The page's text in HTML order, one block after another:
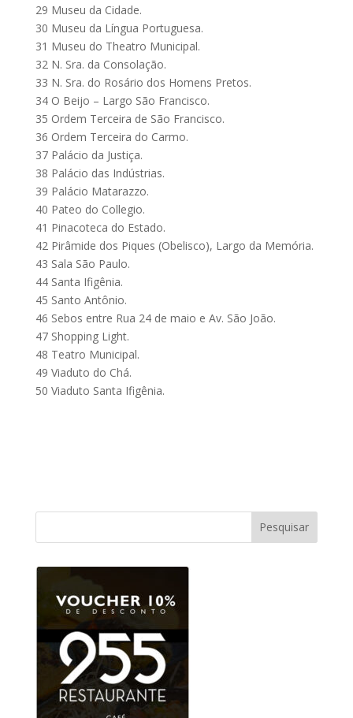
29 Museu da Cidade.
30 Museu da Língua Portuguesa.
31 Museu do Theatro Municipal.
32 N. Sra. da Consolação.
33 N. Sra. do Rosário dos Homens Pretos.
34 O Beijo – Largo São Francisco.
35 Ordem Terceira de São Francisco.
36 Ordem Terceira do Carmo.
37 Palácio da Justiça.
38 Palácio das Indústrias.
39 Palácio Matarazzo.
40 Pateo do Collegio.
41 Pinacoteca do Estado.
42 Pirâmide dos Piques (Obelisco), Largo da Memória.
43 Sala São Paulo.
44 Santa Ifigênia.
45 Santo Antônio.
46 Sebos entre Rua 24 de maio e Av. São João.
47 Shopping Light.
48 Teatro Municipal.
49 Viaduto do Chá.
50 Viaduto Santa Ifigênia.
Pesquisar